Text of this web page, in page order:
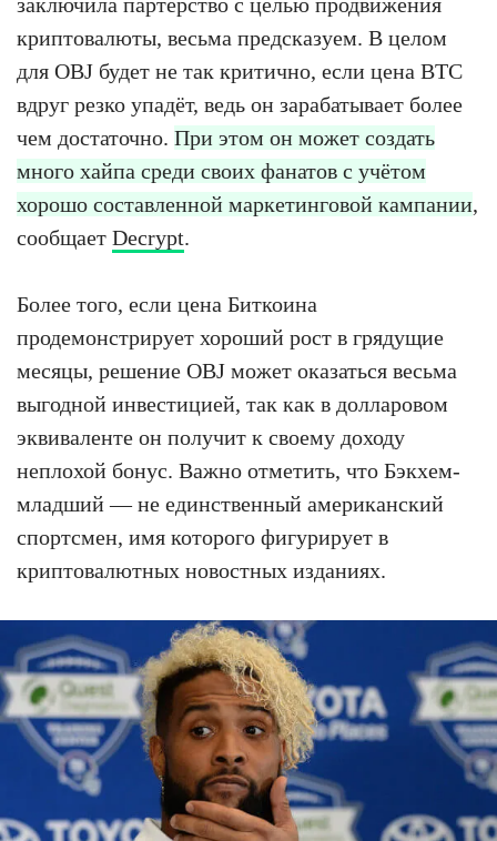
криптовалюты, весьма предсказуем. В целом
для OBJ будет не так критично, если цена BTC
вдруг резко упадёт, ведь он зарабатывает более
чем достаточно. При этом он может создать
много хайпа среди своих фанатов с учётом
хорошо составленной маркетинговой кампании,
сообщает Decrypt.
Более того, если цена Биткоина
продемонстрирует хороший рост в грядущие
месяцы, решение OBJ может оказаться весьма
выгодной инвестицией, так как в долларовом
эквиваленте он получит к своему доходу
неплохой бонус. Важно отметить, что Бэкхем-
младший — не единственный американский
спортсмен, имя которого фигурирует в
криптовалютных новостных изданиях.